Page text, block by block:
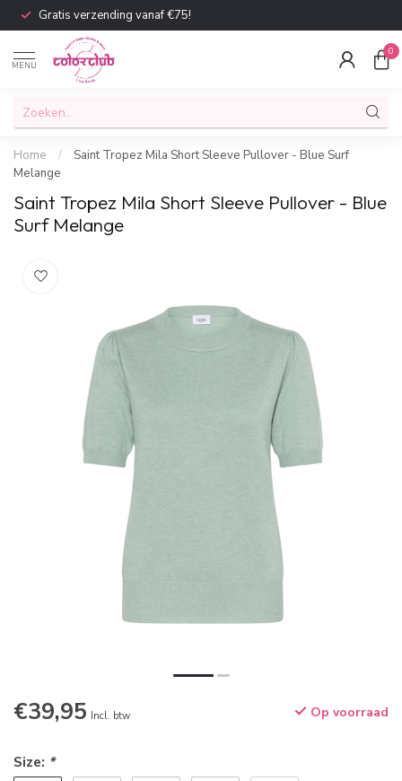
Gratis verzending vanaf €75!
MENU
0
Home /
Saint Tropez Mila Short Sleeve Pullover - Blue Surf
Melange
Saint Tropez Mila Short Sleeve Pullover - Blue
Surf Melange
€39,95 Incl. btw Op voorraad
Size: *